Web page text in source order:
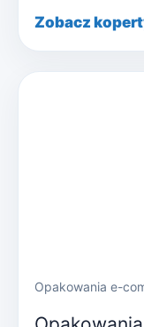
Zobacz
Opakowania e-